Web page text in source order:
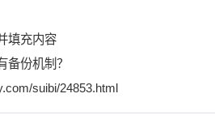
填充内容
备份机制？
suibi/24853.html